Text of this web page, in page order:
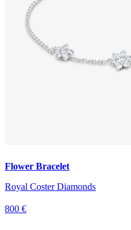
Flower Bracelet
Royal Coster Diamonds
800 €